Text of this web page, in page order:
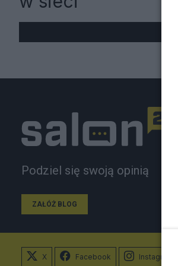
Podziel się swoją opinią
ZAŁÓŻ BLOG
X Facebook Instagram